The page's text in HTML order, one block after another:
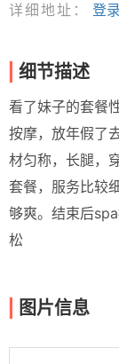
详细地址：
登
细节描述
看了妹子的套餐
按摩，放年假了
材匀称，长腿，
套餐，服务比较
够爽。结束后
松
图片信息